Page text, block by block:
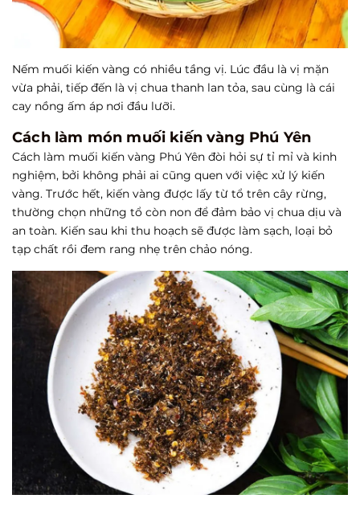
Nếm muối kiến vàng có nhiều tầng vị. Lúc đầu là vị mặn
vừa phải, tiếp đến là vị chua thanh lan tỏa, sau cùng là cái
cay nồng ấm áp nơi đầu lưỡi.
Cách làm món muối kiến vàng Phú Yên
Cách làm muối kiến vàng Phú Yên đòi hỏi sự tỉ mỉ và kinh
nghiệm, bởi không phải ai cũng quen với việc xử lý kiến
vàng. Trước hết, kiến vàng được lấy từ tổ trên cây rừng,
thường chọn những tổ còn non để đảm bảo vị chua dịu và
an toàn. Kiến sau khi thu hoạch sẽ được làm sạch, loại bỏ
tạp chất rồi đem rang nhẹ trên chảo nóng.